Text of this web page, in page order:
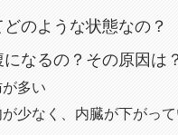
のような状態なの？
なるの？その原因は？
多い
少なく、内臓が下がって